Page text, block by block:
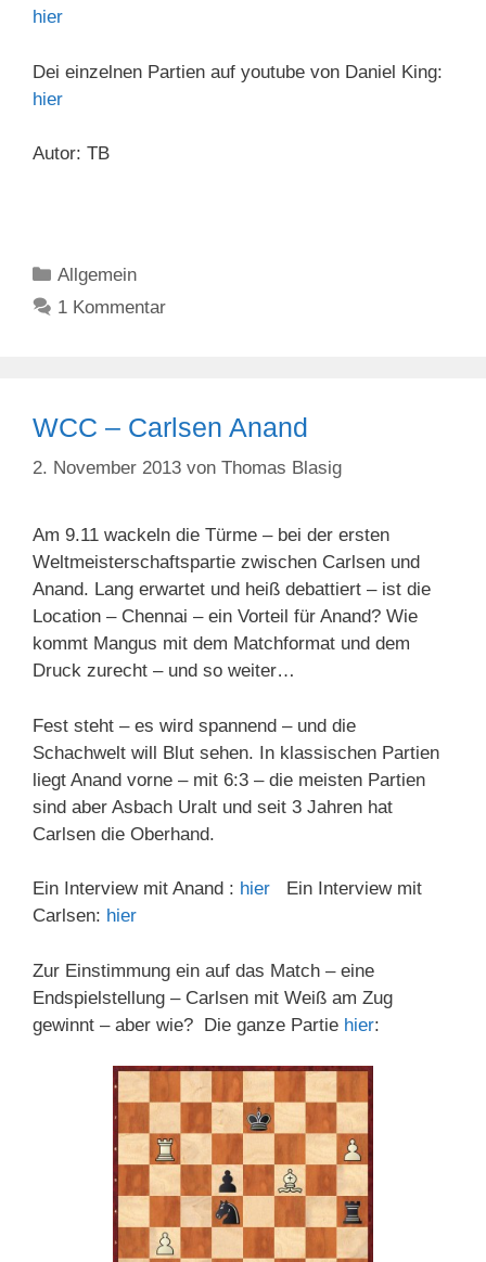
hier
Dei einzelnen Partien auf youtube von Daniel King:
hier
Autor: TB
Kategorien
Allgemein
1 Kommentar
WCC – Carlsen Anand
2. November 2013 von Thomas Blasig
Am 9.11 wackeln die Türme – bei der ersten
Weltmeisterschaftspartie zwischen Carlsen und
Anand. Lang erwartet und heiß debattiert – ist die
Location – Chennai – ein Vorteil für Anand? Wie
kommt Mangus mit dem Matchformat und dem
Druck zurecht – und so weiter…
Fest steht – es wird spannend – und die
Schachwelt will Blut sehen. In klassischen Partien
liegt Anand vorne – mit 6:3 – die meisten Partien
sind aber Asbach Uralt und seit 3 Jahren hat
Carlsen die Oberhand.
Ein Interview mit Anand : hier Ein Interview mit
Carlsen: hier
Zur Einstimmung ein auf das Match – eine
Endspielstellung – Carlsen mit Weiß am Zug
gewinnt – aber wie? Die ganze Partie hier: